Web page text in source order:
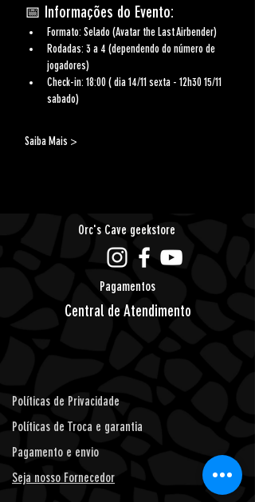
📅 Informações do Evento:
Formato: Selado (Avatar the Last Airbender)
Rodadas: 3 a 4 (dependendo do número de
jogadores)
Check-in: 18:00 ( dia 14/11 sexta - 12h30 15/11
sabado)
Saiba Mais >
Orc's Cave geekstore
Pagamentos
Central de Atendimento
Políticas de Privacidade
Políticas de Troca e garantia
Pagamento e envio
Seja nosso Fornecedor